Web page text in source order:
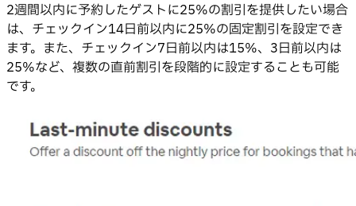
2週間以内に予約したゲストに25%の割引を提供したい場合
は、チェックイン14日前以内に25%の固定割引を設定でき
ます。また、チェックイン7日前以内は15%、3日前以内は
25%など、複数の直前割引を段階的に設定することも可能
です。